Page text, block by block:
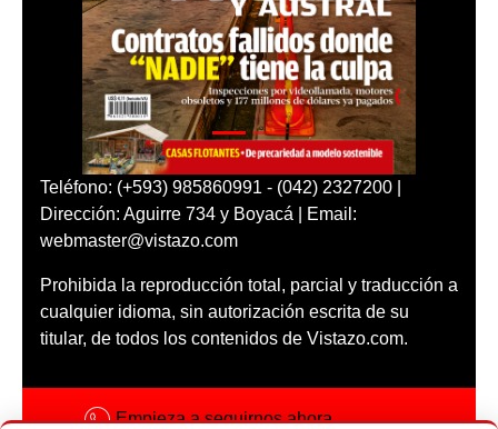
Teléfono: (+593) 985860991 - (042) 2327200 |
Dirección: Aguirre 734 y Boyacá | Email:
webmaster@vistazo.com
Prohibida la reproducción total, parcial y traducción a
cualquier idioma, sin autorización escrita de su
titular, de todos los contenidos de Vistazo.com.
Empieza a seguirnos ahora